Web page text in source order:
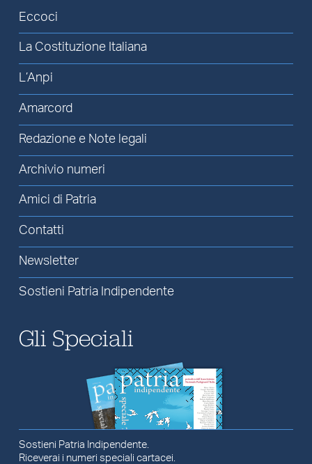
Eccoci
La Costituzione Italiana
L’Anpi
Amarcord
Redazione e Note legali
Archivio numeri
Amici di Patria
Contatti
Newsletter
Sostieni Patria Indipendente
Gli Speciali
Sostieni Patria Indipendente.
Riceverai i numeri speciali cartacei.